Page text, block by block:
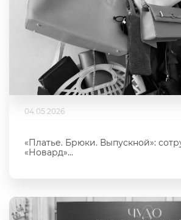
04.05.2026
«Платье. Брюки. Выпускной»:
«Новард»...